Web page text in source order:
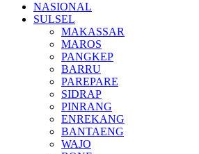
NASIONAL
SULSEL
MAKASSAR
MAROS
PANGKEP
BARRU
PAREPARE
SIDRAP
PINRANG
ENREKANG
BANTAENG
WAJO